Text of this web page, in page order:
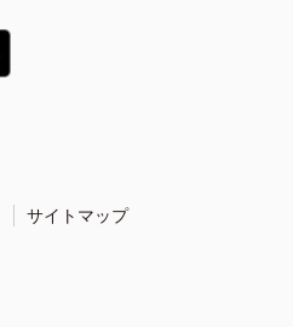
サイトマップ